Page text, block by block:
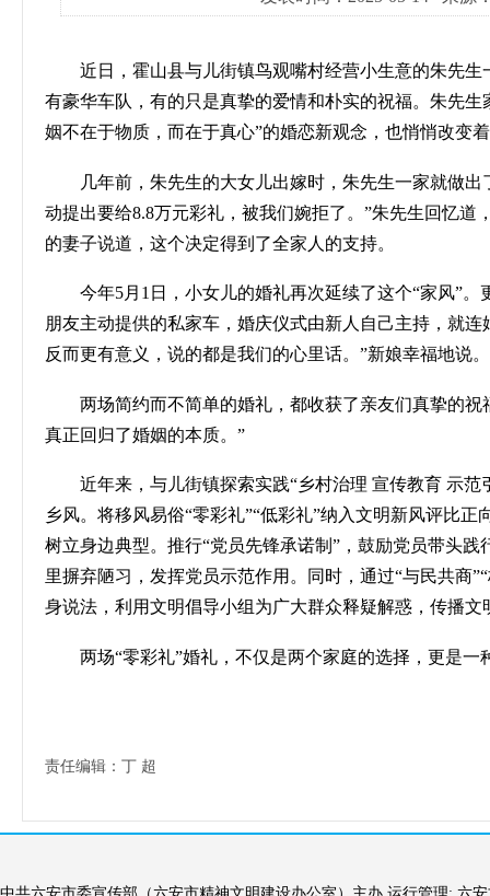
近日，霍山县与儿街镇鸟观嘴村经营小生意的朱先生
有豪华车队，有的只是真挚的爱情和朴实的祝福。朱先
姻不在于物质，而在于真心”的婚恋新观念，也悄悄改变
几年前，朱先生的大女儿出嫁时，朱先生一家就做
动提出要给8.8万元彩礼，被我们婉拒了。”朱先生回忆道
的妻子说道，这个决定得到了全家人的支持。
今年5月 1 日，小女儿的婚礼再次延续了这个“家风”
朋友主动提供的私家车，婚庆仪式由新人自己主持，就
反而更有意义，说的都是我们的心里话。”新娘幸福地说。
两场简约而不简单的婚礼，都收获了亲友们真挚的
真正回归了婚姻的本质。”
近年来，与儿街镇探索实践“乡村治理 宣传教育 示范
乡风。将移风易俗“零彩礼”“低彩礼”纳入文明新风评比
树立身边典型。推行“党员先锋承诺制”，鼓励党员带头
里摒弃陋习，发挥党员示范作用。同时，通过“与民共商
身说法，利用文明倡导小组为广大群众释疑解惑，传播文
两场“零彩礼”婚礼，不仅是两个家庭的选择，更是
责任编辑：丁 超
中共六安市委宣传部（六安市精神文明建设办公室）主办 运行管理: 六